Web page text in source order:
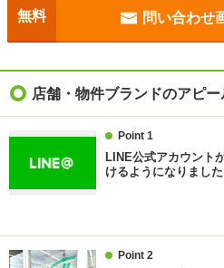
目安光熱費
入居 即
契約期間 普通借家 2年
無料 問い合わせ
店舗・物件ブランドのアピー
Point 1
LINE公式アカウント
けるようになりました
Point 2